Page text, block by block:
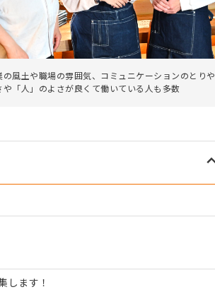
の風土や職場の雰囲気、コミュニケーションのとりや
や「人」のよさが良くて働いている人も多数
します！